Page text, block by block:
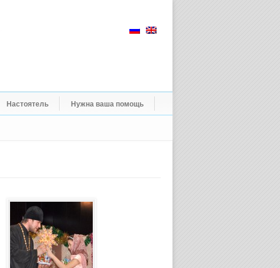
Настоятель Нужна ваша помощь